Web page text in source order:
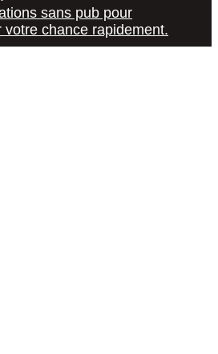
sans pub pour
chance rapidement.